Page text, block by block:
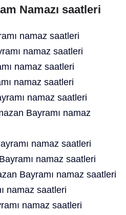
Namazı saatleri
namaz saatleri
namaz saatleri
namaz saatleri
namaz saatleri
namaz saatleri
Bayramı namaz
namaz saatleri
namaz saatleri
Bayramı namaz saatleri
namaz saatleri
namaz saatleri